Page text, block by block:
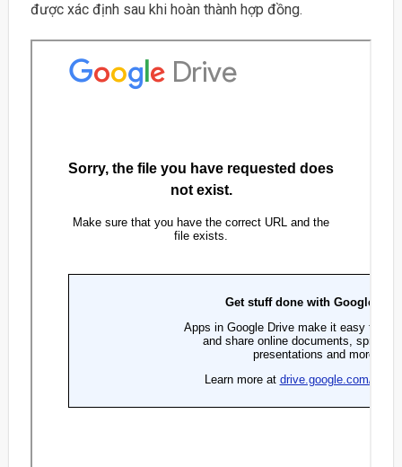
được xác định sau khi hoàn thành hợp đồng.